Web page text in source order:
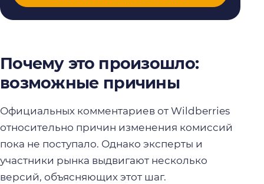
Почему это произошло:
возможные причины
Официальных комментариев от Wildberries
относительно причин изменения комиссий
пока не поступало. Однако эксперты и
участники рынка выдвигают несколько
версий, объясняющих этот шаг.